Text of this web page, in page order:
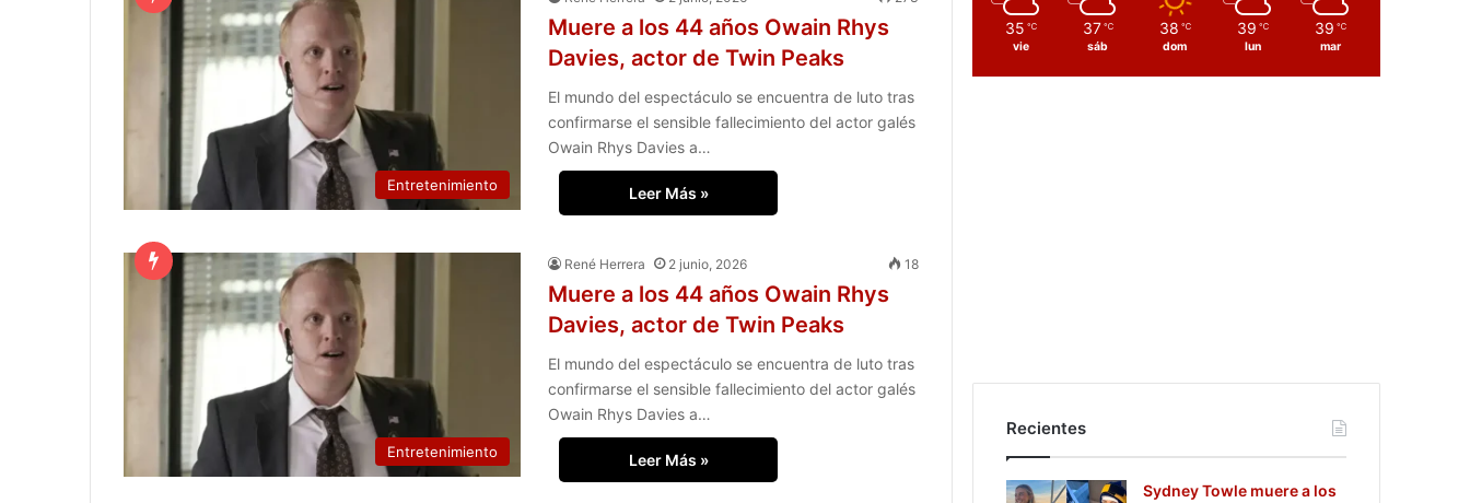
Entretenimiento
Muere a los 44 años Owain Rhys
Davies, actor de Twin Peaks
El mundo del espectáculo se encuentra de luto tras
confirmarse el sensible fallecimiento del actor galés
Owain Rhys Davies a…
Leer Más »
Entretenimiento
René Herrera 2 junio, 2026 18
Muere a los 44 años Owain Rhys
Davies, actor de Twin Peaks
El mundo del espectáculo se encuentra de luto tras
confirmarse el sensible fallecimiento del actor galés
Owain Rhys Davies a…
Leer Más »
35 ℃
vie
37 ℃
sáb
38 ℃
dom
39 ℃
lun
39 ℃
mar
Recientes
Sydney Towle muere a los